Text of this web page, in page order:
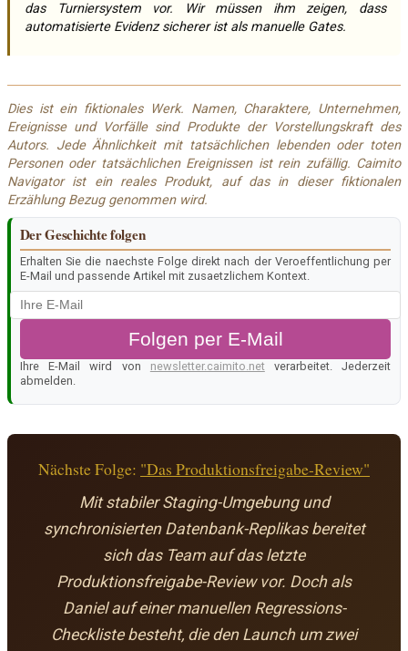
das Turniersystem vor. Wir müssen ihm zeigen, dass
automatisierte Evidenz sicherer ist als manuelle Gates.
Dies ist ein fiktionales Werk. Namen, Charaktere, Unternehmen,
Ereignisse und Vorfälle sind Produkte der Vorstellungskraft des
Autors. Jede Ähnlichkeit mit tatsächlichen lebenden oder toten
Personen oder tatsächlichen Ereignissen ist rein zufällig. Caimito
Navigator ist ein reales Produkt, auf das in dieser fiktionalen
Erzählung Bezug genommen wird.
Der Geschichte folgen
Erhalten Sie die naechste Folge direkt nach der Veroeffentlichung per
E-Mail und passende Artikel mit zusaetzlichem Kontext.
Folgen per E-Mail
Ihre E-Mail wird von newsletter.caimito.netverarbeitet. Jederzeit
abmelden.
Nächste Folge: "Das Produktionsfreigabe-Review"
Mit stabiler Staging-Umgebung und
synchronisierten Datenbank-Replikas bereitet
sich das Team auf das letzte
Produktionsfreigabe-Review vor. Doch als
Daniel auf einer manuellen Regressions-
Checkliste besteht, die den Launch um zwei